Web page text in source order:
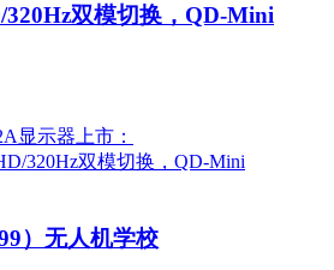
双模切换，QD-Mini
）无人机学校